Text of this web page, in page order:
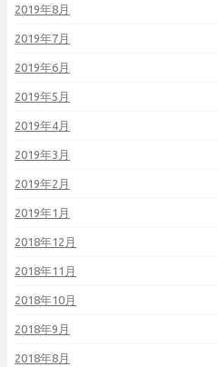
2019年8月
2019年7月
2019年6月
2019年5月
2019年4月
2019年3月
2019年2月
2019年1月
2018年12月
2018年11月
2018年10月
2018年9月
2018年8月